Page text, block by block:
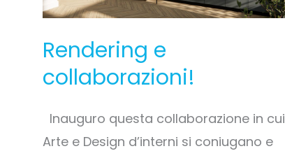
Rendering e
collaborazioni!
Inauguro questa collaborazione in cui
Arte e Design d’interni si coniugano e